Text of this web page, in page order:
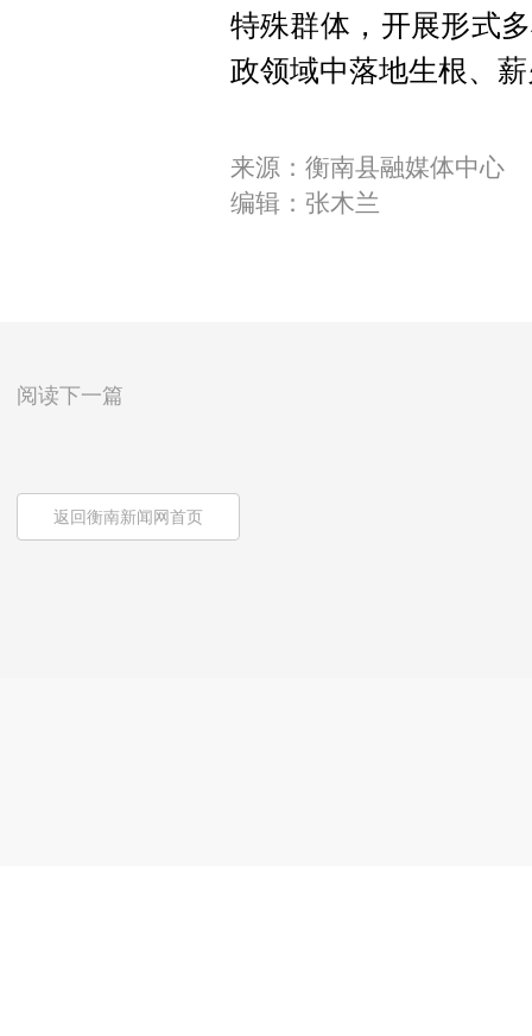
特殊群体，开展形式
政领域中落地生根、
来源：衡南县融媒体中心
编辑：张木兰
阅读下一篇
返回衡南新闻网首页